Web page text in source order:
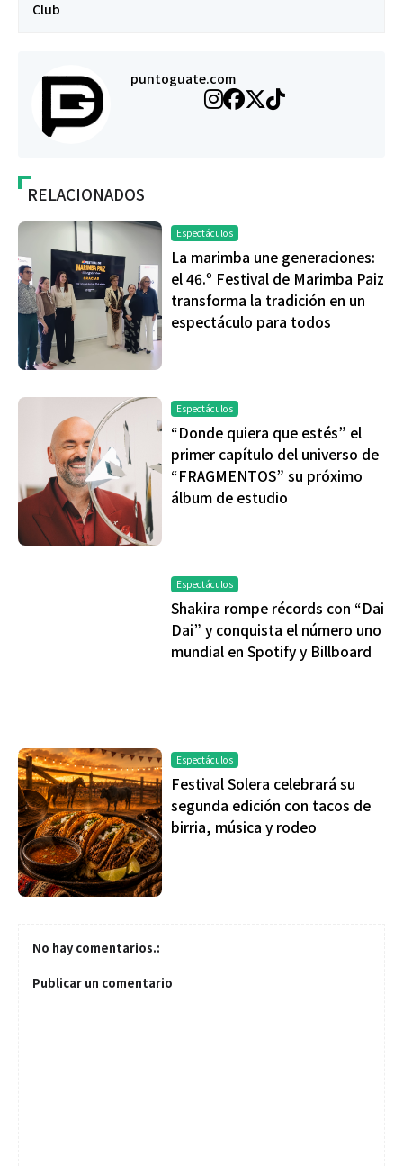
Club
puntoguate.com
RELACIONADOS
Espectáculos
La marimba une generaciones:
el 46.º Festival de Marimba Paiz
transforma la tradición en un
espectáculo para todos
Espectáculos
“Donde quiera que estés” el
primer capítulo del universo de
“FRAGMENTOS” su próximo
álbum de estudio
Espectáculos
Shakira rompe récords con “Dai
Dai” y conquista el número uno
mundial en Spotify y Billboard
Espectáculos
Festival Solera celebrará su
segunda edición con tacos de
birria, música y rodeo
No hay comentarios.:
Publicar un comentario